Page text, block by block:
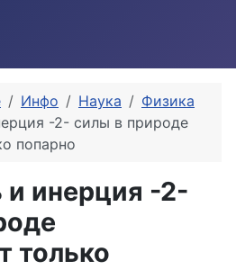
Инфо Наука
Физика
-2- силы в природе
попарно
и инерция -2-
только